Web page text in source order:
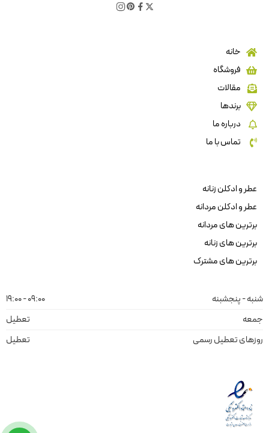
خانه
فروشگاه
مقالات
برندها
درباره ما
تماس با ما
عطر و ادکلن زنانه
عطر و ادکلن مردانه
برترین های مردانه
برترین های زنانه
برترین های مشترک
شنبه - پنجشبنه
09:00 - 19:00
جمعه
تعطیل
روزهای تعطیل رسمی
تعطیل